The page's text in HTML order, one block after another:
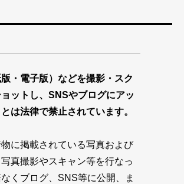
・電子版）などを撮影・スク
ョットし、SNSやブログにアッ
は法律で禁止されています。
に掲載されている写真および
真撮影やスキャン等を行なっ
くブログ、SNS等に公開、ま